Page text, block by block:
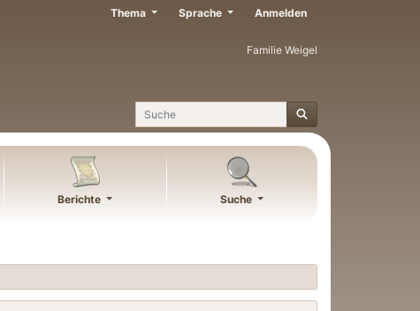
Familie Weigel
Suche
Thema Sprache Anmelden
Berichte Suche